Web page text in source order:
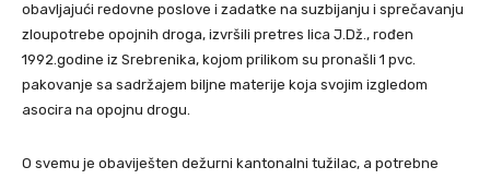
obavljajući redovne poslove i zadatke na suzbijanju i sprečavanju
zloupotrebe opojnih droga, izvršili pretres lica J.Dž., rođen
1992.godine iz Srebrenika, kojom prilikom su pronašli 1 pvc.
pakovanje sa sadržajem biljne materije koja svojim izgledom
asocira na opojnu drogu.
O svemu je obaviješten dežurni kantonalni tužilac, a potrebne